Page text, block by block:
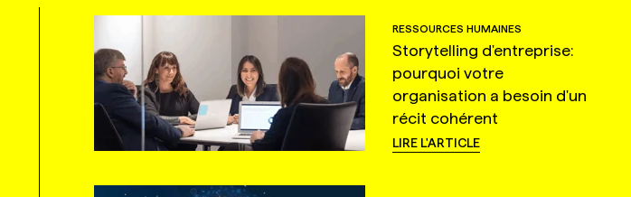
RESSOURCES HUMAINES
Storytelling d'entreprise:
pourquoi votre
organisation a besoin d'un
récit cohérent
LIRE L'ARTICLE